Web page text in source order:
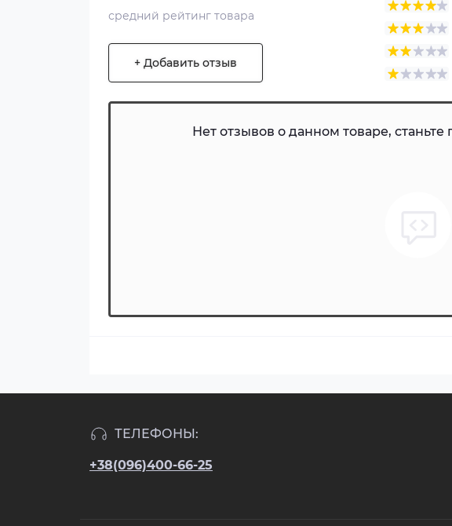
средний рейтинг товара
+ Добавить отзыв
Нет отзывов о данном товаре, станьте
ТЕЛЕФОНЫ:
+38(096)400-66-25